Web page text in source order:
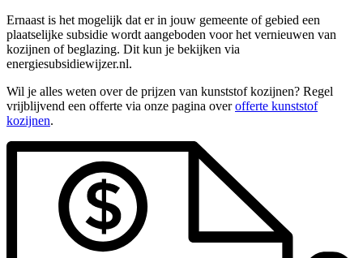
Ernaast is het mogelijk dat er in jouw gemeente of gebied een
plaatselijke subsidie wordt aangeboden voor het vernieuwen van
kozijnen of beglazing. Dit kun je bekijken via
energiesubsidiewijzer.nl.
Wil je alles weten over de prijzen van kunststof kozijnen? Regel
vrijblijvend een offerte via onze pagina overofferte kunststof
kozijnen.